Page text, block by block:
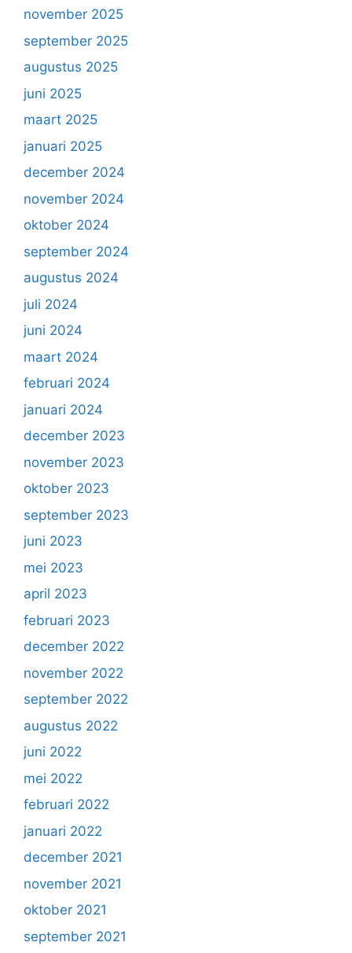
november 2025
september 2025
augustus 2025
juni 2025
maart 2025
januari 2025
december 2024
november 2024
oktober 2024
september 2024
augustus 2024
juli 2024
juni 2024
maart 2024
februari 2024
januari 2024
december 2023
november 2023
oktober 2023
september 2023
juni 2023
mei 2023
april 2023
februari 2023
december 2022
november 2022
september 2022
augustus 2022
juni 2022
mei 2022
februari 2022
januari 2022
december 2021
november 2021
oktober 2021
september 2021